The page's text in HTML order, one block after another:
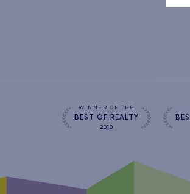
WINNER OF THE
BEST OF REALTY
2010